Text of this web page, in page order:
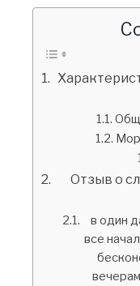
Отзыв о
в один
все